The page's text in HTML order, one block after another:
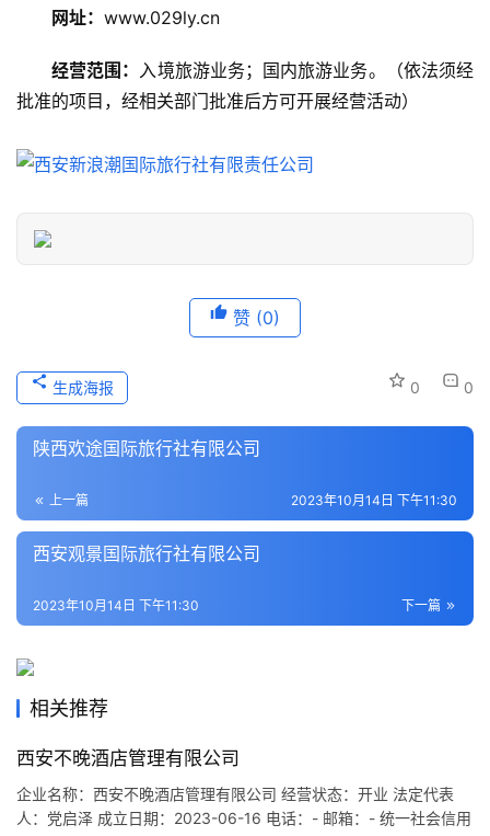
景
游
信
息
文
化
游
之
家
本
地
生
旅
游
城
市
网址： www.029ly.cn
经营范围： 入境旅游业务；国内旅游业务。（依法须经
批准的项目，经相关部门批准后方可开展经营活动）
赞 (0)
0 0
生成海报
陕西欢途国际旅行社有限公司
上一篇 2023年10月14日 下午11:30
西安观景国际旅行社有限公司
下一篇
2023年10月14日 下午11:30
相关推荐
西安不晚酒店管理有限公司
企业名称：西安不晚酒店管理有限公司 经营状态：开业 法定代表
人：党启泽 成立日期：2023-06-16 电话：- 邮箱：- 统一社会信用